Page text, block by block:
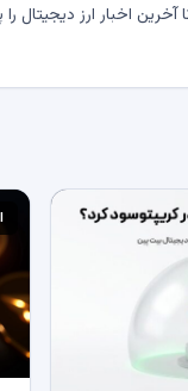
اخبار ارز دیجیتال